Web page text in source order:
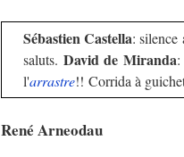
Sébastien Castella:
saluts. David de Miranda
l'arrastre!! Corrida à
René Arneodau